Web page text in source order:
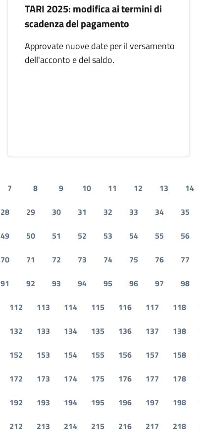
TARI 2025: modifica ai termini di
scadenza del pagamento
Approvate nuove date per il versamento
dell'acconto e del saldo.
7 8 9 10 11 12 13 14
28 29 30 31 32 33 34 35
49 50 51 52 53 54 55 56
70 71 72 73 74 75 76 77
91 92 93 94 95 96 97 98
112 113 114 115 116 117 118
132 133 134 135 136 137 138
152 153 154 155 156 157 158
172 173 174 175 176 177 178
192 193 194 195 196 197 198
212 213 214 215 216 217 218